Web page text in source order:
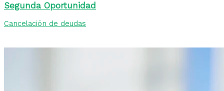
Segunda Oportunidad
Cancelación de deudas